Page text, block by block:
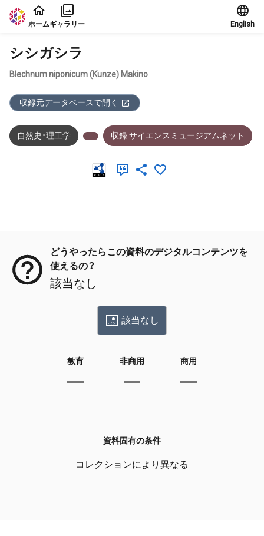
本文に飛ぶ
ホームギャラリー English
シシガシラ
Blechnum niponicum (Kunze) Makino
収録元データベースで開く
自然史・理工学 収録:サイエンスミュージアムネット
どうやったらこの資料のデジタルコンテンツを
使えるの？
該当なし
該当なし
教育 非商用 商用
資料固有の条件
コレクションにより異なる